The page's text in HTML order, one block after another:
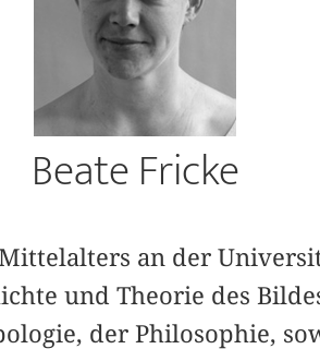
Beate Fricke
an der
und Theorie des
der Philosophie,